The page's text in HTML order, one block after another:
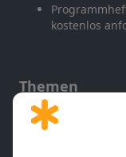
kostenlos
Themen
Gott und